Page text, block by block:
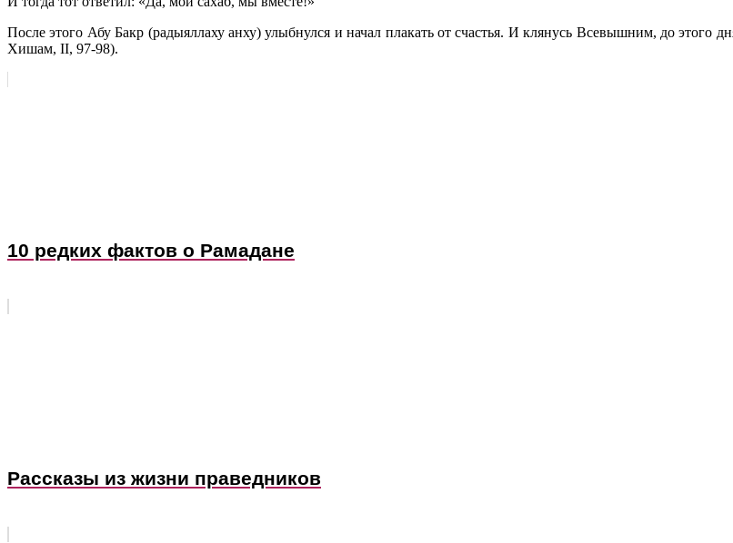
После этого Абу Бакр (радыяллаху анху) улыбнулся и начал плакать от счастья. И клянусь Всевышним, до этого
Хишам, II, 97-98).
10 редких фактов о Рамадане
Рассказы из жизни праведников